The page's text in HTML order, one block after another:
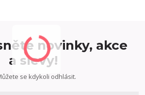
novinky, akce
a slevy!
se kdykoli odhlásit.